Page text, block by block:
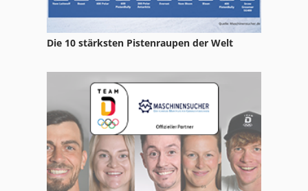
Die 10 stärksten Pistenraupen der Welt